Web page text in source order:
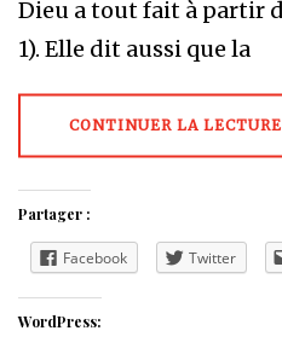
Dieu a tout fait à partir
1). Elle dit aussi que la
CONTINUER LA LECTURE
Partager :
Facebook Twitter
WordPress: